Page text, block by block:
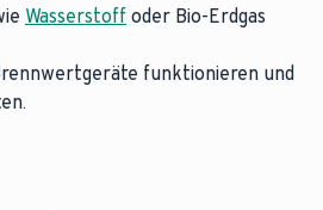
Wasserstoff oder Bio-Erdgas
funktionieren und